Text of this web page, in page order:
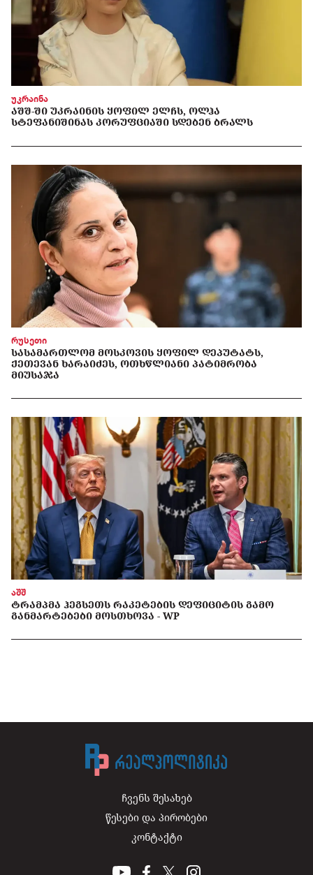
უკრაინა
ᲐᲨᲨ-ᲨᲘ ᲣᲙᲠᲐᲘᲜᲘᲡ ᲧᲝᲤᲘᲚ ᲔᲚᲩᲡ, ᲝᲚᲰᲐ
ᲡᲢᲔᲤᲐᲜᲘᲨᲘᲜᲐᲡ ᲙᲝᲠᲣᲤᲪᲘᲐᲨᲘ ᲡᲓᲔᲑᲔᲜ ᲑᲠᲐᲚᲡ
რუსეთი
ᲡᲐᲡᲐᲛᲐᲠᲗᲚᲝᲛ ᲛᲝᲡᲙᲝᲕᲘᲡ ᲧᲝᲤᲘᲚ ᲓᲔᲞᲣᲢᲐᲢᲡ,
ᲥᲔᲗᲔᲕᲐᲜ ᲮᲐᲠᲐᲘᲫᲔᲡ, ᲝᲗᲮᲬᲚᲘᲐᲜᲘ ᲞᲐᲢᲘᲛᲠᲝᲑᲐ
ᲛᲘᲣᲡᲐᲯᲐ
აშშ
ᲢᲠᲐᲛᲞᲛᲐ ᲰᲔᲒᲡᲔᲗᲡ ᲠᲐᲙᲔᲢᲔᲑᲘᲡ ᲓᲔᲤᲘᲪᲘᲢᲘᲡ ᲒᲐᲛᲝ
ᲒᲐᲜᲛᲐᲠᲢᲔᲑᲔᲑᲘ ᲛᲝᲡᲗᲮᲝᲕᲐ - WP
ჩვენს შესახებ
წესები და პირობები
კონტაქტი